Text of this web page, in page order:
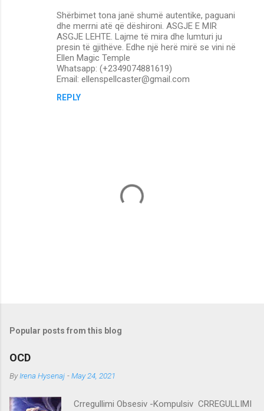
Shërbimet tona janë shumë autentike, paguani
dhe merrni atë që dëshironi. ASGJE E MIR
ASGJE LEHTE. Lajme të mira dhe lumturi ju
presin të gjithëve. Edhe një herë mirë se vini në
Ellen Magic Temple
Whatsapp: (+2349074881619)
Email: ellenspellcaster@gmail.com
REPLY
t
C
o
m
e
n
Popular posts from this blog
OCD
ByIrena Hysenaj -May 24, 2021
Crregullimi Obsesiv -Kompulsiv CRREGULLIMI